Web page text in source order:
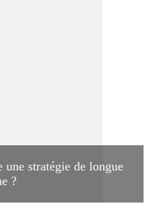
une stratégie de longue
?